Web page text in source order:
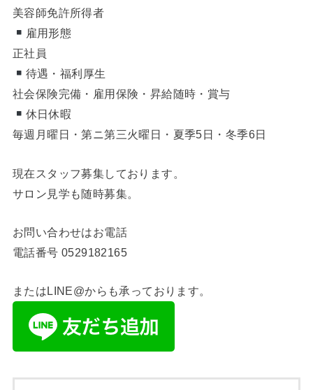
美容師免許所得者
雇用形態
正社員
待遇・福利厚生
社会保険完備・雇用保険・昇給随時・賞与
休日休暇
毎週月曜日・第ニ第三火曜日・夏季5日・冬季6日
現在スタッフ募集しております。
サロン見学も随時募集。
お問い合わせはお電話
電話番号 0529182165
またはLINE@からも承っております。